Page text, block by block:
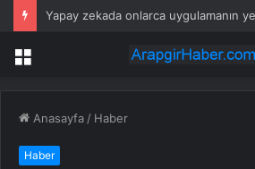
Menü
Anasayfa / Haber
Haber